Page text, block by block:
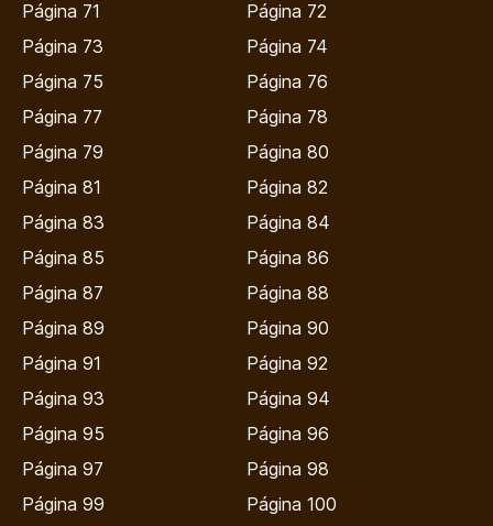
Página 71
Página 72
Página 73
Página 74
Página 75
Página 76
Página 77
Página 78
Página 79
Página 80
Página 81
Página 82
Página 83
Página 84
Página 85
Página 86
Página 87
Página 88
Página 89
Página 90
Página 91
Página 92
Página 93
Página 94
Página 95
Página 96
Página 97
Página 98
Página 99
Página 100